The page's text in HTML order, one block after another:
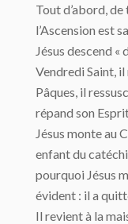
Tout d’abord,
l’Ascension est
Jésus descend «
Vendredi Saint,
Pâques, il
répand son
Jésus monte au
enfant du
pourquoi Jésus
évident : il a
Il revient à la